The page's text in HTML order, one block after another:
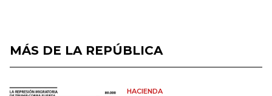
MÁS DE LA REPÚBLICA
HACIENDA